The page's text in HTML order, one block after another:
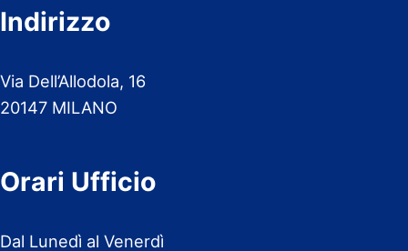
Indirizzo
Via Dell’Allodola, 16
20147 MILANO
Orari Ufficio
Dal Lunedì al Venerdì